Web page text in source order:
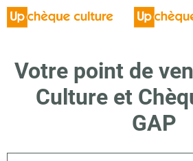
Votre point de
Culture et
GAP